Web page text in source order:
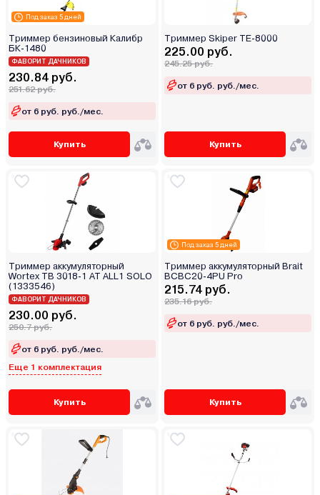
Под заказ 5 дней
Триммер бензиновый Калибр
БК-1480
ФАВОРИТ ДАЧНИКОВ
230.84 руб.
251.62 руб.
от 6 руб. руб./мес.
Купить
Триммер Skiper TE-8000
225.00 руб.
245.25 руб.
от 6 руб. руб./мес.
Купить
Триммер аккумуляторный
Wortex TB 3018-1 AT ALL1 SOLO
(1333546)
ФАВОРИТ ДАЧНИКОВ
230.00 руб.
250.7 руб.
от 6 руб. руб./мес.
Еще 1 комплектация
Купить
Под заказ 5 дней
Триммер аккумуляторный Brait
BCBC20-4PU Pro
215.74 руб.
235.16 руб.
от 6 руб. руб./мес.
Купить